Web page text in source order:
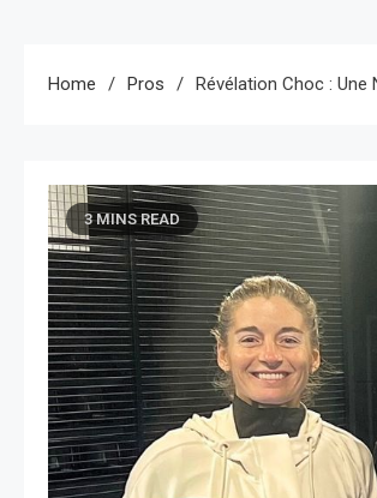
Home Pros Révélation Choc : Une
3 MINS READ